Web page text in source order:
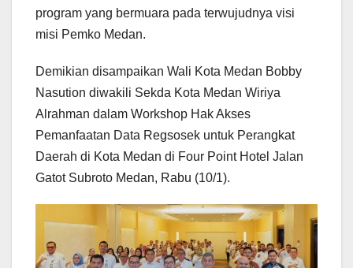
program yang bermuara pada terwujudnya visi
misi Pemko Medan.
Demikian disampaikan Wali Kota Medan Bobby
Nasution diwakili Sekda Kota Medan Wiriya
Alrahman dalam Workshop Hak Akses
Pemanfaatan Data Regsosek untuk Perangkat
Daerah di Kota Medan di Four Point Hotel Jalan
Gatot Subroto Medan, Rabu (10/1).